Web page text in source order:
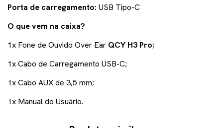
Porta de carregamento: USB Tipo-C
O que vem na caixa?
1x Fone de Ouvido Over Ear QCY H3 Pro;
1x Cabo de Carregamento USB-C;
1x Cabo AUX de 3,5 mm;
1x Manual do Usuário.